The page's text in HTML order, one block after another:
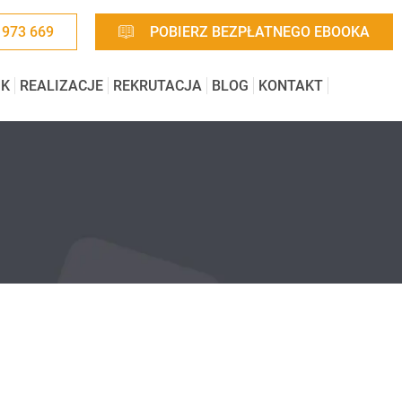
669 POBIERZ BEZPŁATNEGO EBOOKA
REALIZACJE REKRUTACJA BLOG KONTAKT